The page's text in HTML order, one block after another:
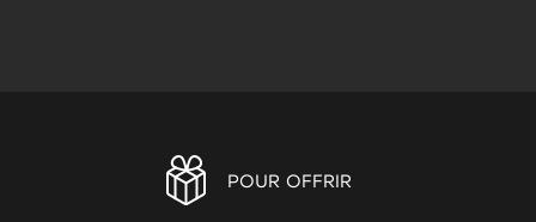
POUR OFFRIR